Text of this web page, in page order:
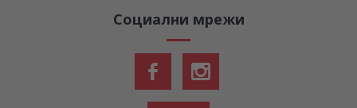
Социални мрежи